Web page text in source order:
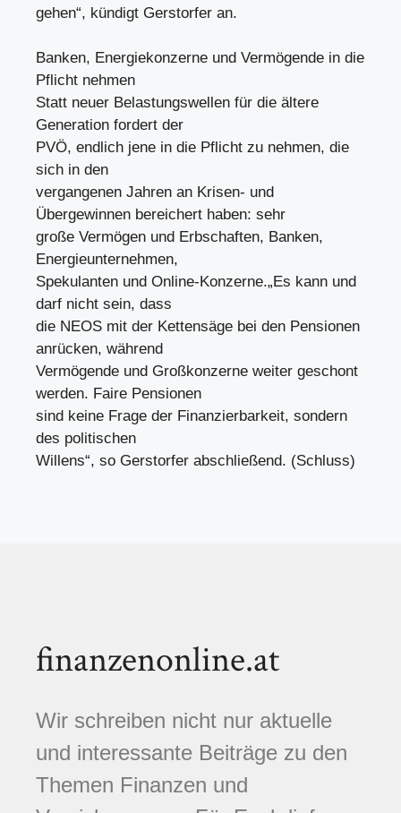
gehen“, kündigt Gerstorfer an.
Banken, Energiekonzerne und Vermögende in die
Pflicht nehmen
Statt neuer Belastungswellen für die ältere
Generation fordert der
PVÖ, endlich jene in die Pflicht zu nehmen, die
sich in den
vergangenen Jahren an Krisen- und
Übergewinnen bereichert haben: sehr
große Vermögen und Erbschaften, Banken,
Energieunternehmen,
Spekulanten und Online-Konzerne.„Es kann und
darf nicht sein, dass
die NEOS mit der Kettensäge bei den Pensionen
anrücken, während
Vermögende und Großkonzerne weiter geschont
werden. Faire Pensionen
sind keine Frage der Finanzierbarkeit, sondern
des politischen
Willens“, so Gerstorfer abschließend. (Schluss)
finanzenonline.at
Wir schreiben nicht nur aktuelle
und interessante Beiträge zu den
Themen Finanzen und